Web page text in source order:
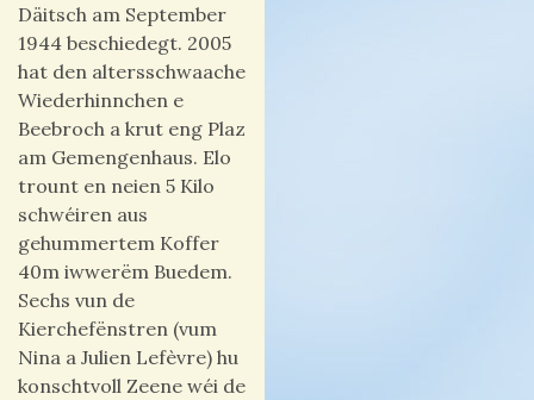
Däitsch am September
1944 beschiedegt. 2005
hat den altersschwaache
Wiederhinnchen e
Beebroch a krut eng Plaz
am Gemengenhaus. Elo
trount en neien 5 Kilo
schwéiren aus
gehummertem Koffer
40m iwwerëm Buedem.
Sechs vun de
Kierchefënstren (vum
Nina a Julien Lefèvre) hu
konschtvoll Zeene wéi de